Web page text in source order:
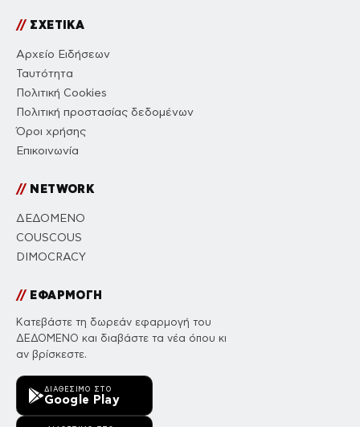
//ΣΧΕΤΙΚΑ
Αρχείο Ειδήσεων
Ταυτότητα
Πολιτική Cookies
Πολιτική προστασίας δεδομένων
Όροι χρήσης
Επικοινωνία
//NETWORK
ΔΕΔΟΜΕΝΟ
COUSCOUS
DIMOCRACY
//ΕΦΑΡΜΟΓΗ
Κατεβάστε τη δωρεάν εφαρμογή του
ΔΕΔΟΜΕΝΟ και διαβάστε τα νέα όπου κι
αν βρίσκεστε.
ΔΙΑΘΈΣΙΜΟ ΣΤΟ
Google Play